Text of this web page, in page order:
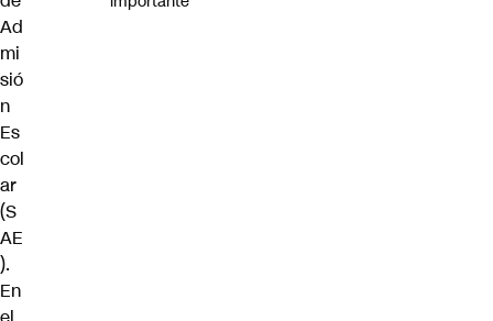
Ad
mi
sió
n
Es
col
ar
(S
AE
).
En